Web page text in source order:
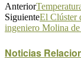
Anterior
SiguienteEl Clúster
ingeniero Molina
Noticias